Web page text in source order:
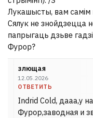
Лукашысты, вам самім
Сялук не знойдзецца
папрыгаць дзьве
Фурор?
злющая
12.05.2026
ОТВЕТИТЬ
Indrid Cold, дааа,у
Фурор,заводная и
В Варшаве
похитить
деньги на счет